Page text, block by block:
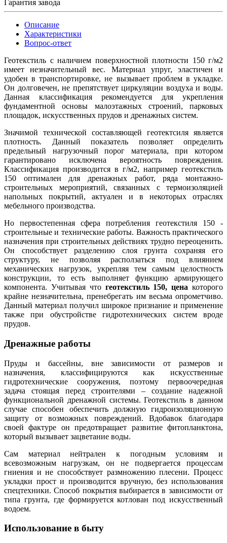
Гарантия завода
Описание
Характеристики
Вопрос-ответ
Геотекстиль с наличием поверхностной плотности 150 г/м2
имеет незначительный вес. Материал упруг, эластичен и
удобен в транспортировке, не вызывает проблем в укладке.
Он долговечен, не препятствует циркуляции воздуха и воды.
Данная классификация рекомендуется для укрепления
фундаментной основы малоэтажных строений, парковых
площадок, искусственных прудов и дренажных систем.
Значимой технической составляющей геотектсиля является
плотность. Данный показатель позволяет определить
предельный нагрузочный порог материала, при котором
гарантировано исключена вероятность повреждения.
Классификация производится в г/м2, например геотекстиль
150 оптимален для дренажных работ, ряда монтажно-
строительных мероприятий, связанных с термоизоляцией
напольных покрытий, актуален и в некоторых отраслях
мебельного производства.
Но первостепенная сфера потребления геотекстиля 150 -
строительные и технические работы. Важность практического
назначения при строительных действиях трудно переоценить.
Он способствует разделению слоя грунта сохраняя его
структуру, не позволяя расползаться под влиянием
механических нагрузок, укрепляя тем самым целостность
конструкции, то есть выполняет функцию армирующего
компонента. Учитывая что геотекстиль 150, цена которого
крайне незначительна, пренебрегать им весьма опрометчиво.
Данный материал получил широкое признание и применение
также при обустройстве гидротехнических систем вроде
прудов.
Дренажные работы
Пруды и бассейны, вне зависимости от размеров и
назначения, классифицируются как искусственные
гидротехнические сооружения, поэтому первоочередная
задача стоящая перед строителями – создание надежной
функциональной дренажной системы. Геотекстиль в данном
случае способен обеспечить должную гидроизоляционную
защиту от возможных повреждений. Вдобавок благодаря
своей фактуре он предотвращает развитие фитопланктона,
который вызывает зацветание воды.
Сам материал нейтрален к погодным условиям и
всевозможным нагрузкам, он не подвергается процессам
гниения и не способствует размножению плесени. Процесс
укладки прост и производится вручную, без использования
спецтехники. Способ покрытия выбирается в зависимости от
типа грунта, где формируется котлован под искусственный
водоем.
Использование в быту